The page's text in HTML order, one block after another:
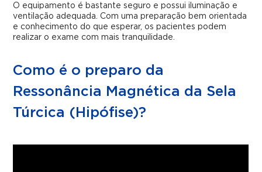
O equipamento é bastante seguro e possui iluminação e
ventilação adequada. Com uma preparação bem orientada
e conhecimento do que esperar, os pacientes podem
realizar o exame com mais tranquilidade.
Como é o preparo da
Ressonância Magnética da Sela
Túrcica (Hipófise)?